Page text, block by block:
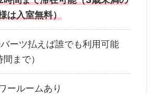
は入室無料）
ーツ払えば誰でも利用可能
間まで）
ールームあり